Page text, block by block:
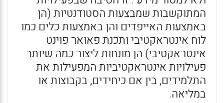
המתוקשבות שמבצעות הסטודנטיות (הן
באמצעות האייפדים והן באמצעות כלים כמו
לוח אינטראקטיבי ותכנת פאואר פוינט
אינטראקטיבי) הן מונחות ליצור כמה שיותר
פעילויות אינטראקטיביות המפעילות את
התלמידים, בין אם כיחידים, בקבוצות או
במליאה.